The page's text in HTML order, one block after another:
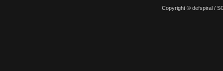
Copyright © defspiral /